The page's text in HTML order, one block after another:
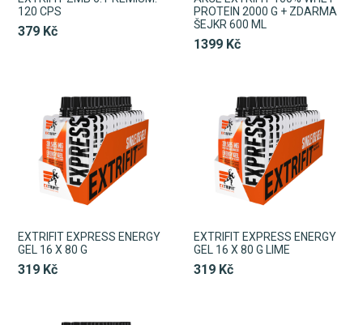
120 CPS
379 Kč
PROTEIN 2000 G + ZDARMA
ŠEJKR 600 ML
1399 Kč
EXTRIFIT EXPRESS ENERGY
GEL 16 X 80 G
319 Kč
EXTRIFIT EXPRESS ENERGY
GEL 16 X 80 G LIME
319 Kč